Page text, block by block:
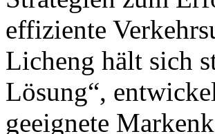
effiziente
Licheng hält sich
Lösung“,
geeignete